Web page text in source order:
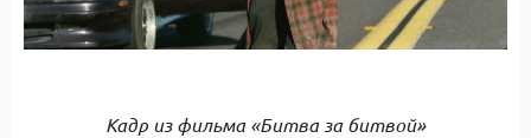
Кадр из фильма «Битва за битвой»